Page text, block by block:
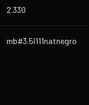
2.330
mb#3.5l111natnegro